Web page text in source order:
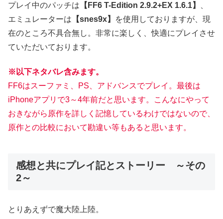
プレイ中のパッチは 【FF6 T-Edition 2.9.2+EX 1.6.1】
エミュレーターは 【snes9x】
を使用しておりますが、現
在のところ不具合無し。非常に楽しく、快適にプレイさせ
ていただいております。
※以下ネタバレ含みます。
FF6はスーファミ、PS、アドバンスでプレイ。最後は
iPhoneアプリで3～4年前だと思います。こんなにやって
おきながら原作を詳しく記憶しているわけではないので、
原作との比較において勘違い等もあると思います。
感想と共にプレイ記とストーリー ～その
2～
とりあえずで魔大陸上陸。